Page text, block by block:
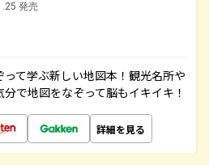
発売
て学ぶ新しい地図本！観光名所や
で地図をなぞって脳もイキイキ！
詳細を見る